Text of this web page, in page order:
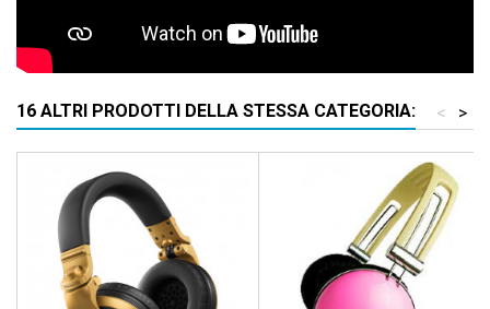
16 ALTRI PRODOTTI DELLA STESSA CATEGORIA: >
<